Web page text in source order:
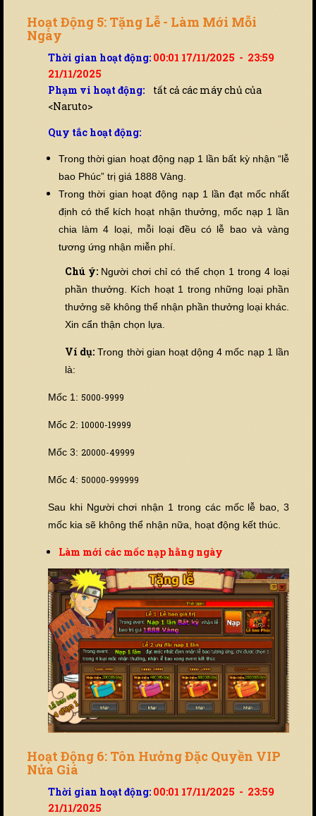
Hoạt Động 5: Tặng Lễ - Làm Mới Mỗi
Ngày
Thời gian hoạt động: 00:01 17/11/2025 - 23:59
21/11/2025
Phạm vi hoạt động: tất cả các máy chủ của
<Naruto>
Quy tắc hoạt động:
Trong thời gian hoạt động nạp 1 lần bất kỳ nhận “lễ
bao Phúc” trị giá 1888 Vàng.
Trong thời gian hoạt động nạp 1 lần đạt mốc nhất
định có thể kích hoạt nhận thưởng, mốc nạp 1 lần
chia làm 4 loại, mỗi loại đều có lễ bao và vàng
tương ứng nhận miễn phí.
Chú ý: Người chơi chỉ có thể chọn 1 trong 4 loại
phần thưởng. Kích hoạt 1 trong những loại phần
thưởng sẽ không thể nhận phần thưởng loại khác.
Xin cẩn thận chọn lựa.
Ví dụ: Trong thời gian hoạt dộng 4 mốc nạp 1 lần
là:
Mốc 1: 5000-9999
Mốc 2: 10000-19999
Mốc 3: 20000-49999
Mốc 4: 50000-999999
Sau khi Người chơi nhận 1 trong các mốc lễ bao, 3
mốc kia sẽ không thể nhận nữa, hoạt động kết thúc.
Làm mới các mốc nạp hằng ngày
Hoạt Động 6: Tôn Hưởng Đặc Quyền VIP
Nửa Giá
Thời gian hoạt động: 00:01 17/11/2025 - 23:59
21/11/2025